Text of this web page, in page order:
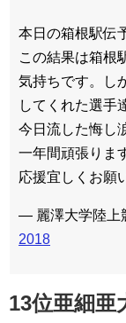
本日の箱根駅伝
この結果は箱根
気持ちです。し
してくれた選手
今日流した悔し
一年間頑張りま
応援宜しくお願
— 麗澤大学陸上
2018
13位亜細亜